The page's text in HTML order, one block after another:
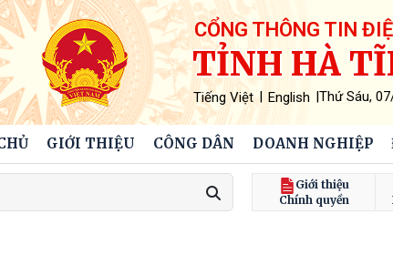
CỔNG THÔNG TIN
TỈNH HÀ
Tiếng Việt | English |Thứ Sáu,
GIỚI THIỆU CÔNG DÂN DOANH NGHIỆP
Giới thiệu
Chính quyền